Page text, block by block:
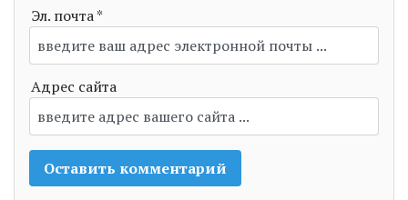
Эл. почта *
Адрес сайта